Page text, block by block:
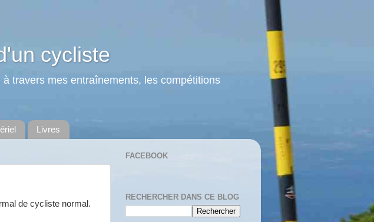
cycliste
travers mes entraînements, les compétitions
Livres
de cycliste normal.
FACEBOOK
RECHERCHER DANS CE BLOG